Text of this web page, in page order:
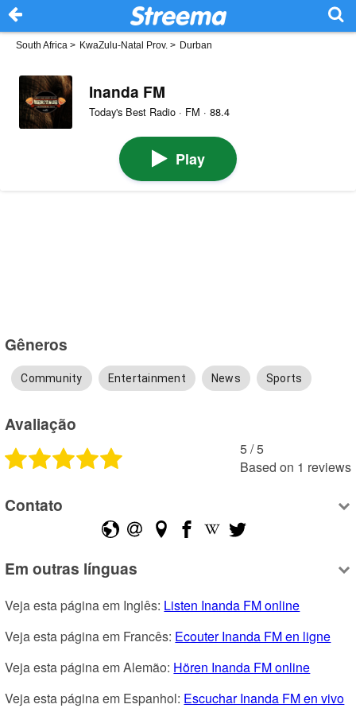
South Africa > KwaZulu-Natal Prov. > Durban
Inanda FM
Today's Best Radio · FM · 88.4
Play
Gêneros
Community Entertainment News Sports
Avaliação
5 /5
Based on 1 reviews
Contato
Em outras línguas
Veja esta página em Inglês: Listen Inanda FM online
Veja esta página em Francês: Ecouter Inanda FM en ligne
Veja esta página em Alemão: Hören Inanda FM online
Veja esta página em Espanhol: Escuchar Inanda FM en vivo